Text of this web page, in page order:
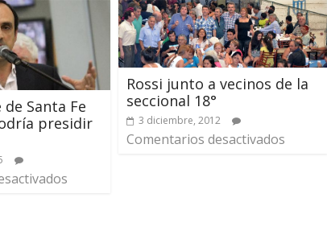
Santa Fe
presidir
Rossi junto a vecinos de la
seccional 18°
3 diciembre, 2012
Comentarios desactivados